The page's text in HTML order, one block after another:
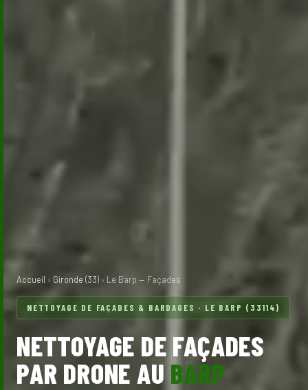
Accueil › Gironde (33) › Le Barp — Façades
NETTOYAGE DE FAÇADES & BARDAGES · LE BARP (33114)
NETTOYAGE DE FAÇADES
PAR DRONE AU BARP